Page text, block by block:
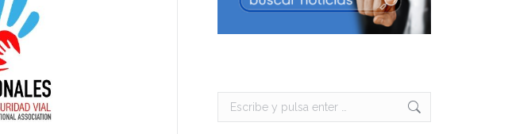
Buscar: